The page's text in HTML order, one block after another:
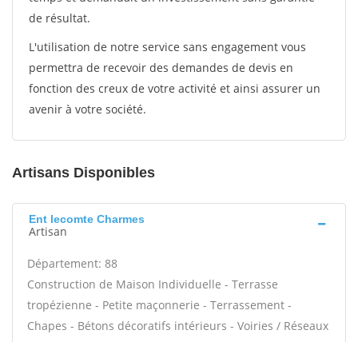
de résultat.
L'utilisation de notre service sans engagement vous
permettra de recevoir des demandes de devis en
fonction des creux de votre activité et ainsi assurer un
avenir à votre société.
Artisans Disponibles
Ent lecomte Charmes
Artisan
Département: 88
Construction de Maison Individuelle - Terrasse
tropézienne - Petite maçonnerie - Terrassement -
Chapes - Bétons décoratifs intérieurs - Voiries / Réseaux